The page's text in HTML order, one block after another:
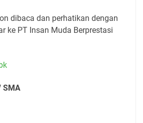
dibaca dan perhatikan dengan
ke PT Insan Muda Berprestasi
SMA